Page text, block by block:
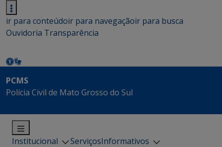
ir para conteúdoir para navegaçãoir para busca
Ouvidoria Transparência
PCMS
Polícia Civil de Mato Grosso do Sul
Institucional ServiçosInformativos